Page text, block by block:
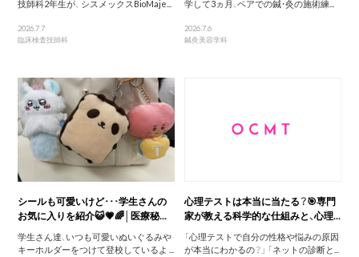
技師科2年生が、 シスメックスBioMaje...
2026.7.7
臨床検査技師科
学して3ヵ月、ペアでの鍼・灸の施術練...
2026.7.6
鍼灸美容学科
シールも可愛いけど･･･学生さんの
お気に入りを紹介😺💗🌈│医療秘...
学生さん達、いつも可愛いぬいぐるみや
キーホルダーをつけて登校しているよ ...
心理テストは本当に当たる？🎯専門
家が教える科学的な仕組みと、心理...
「心理テストで自分の性格や悩みの原因
が本当にわかるの？」 「ネットの診断と...